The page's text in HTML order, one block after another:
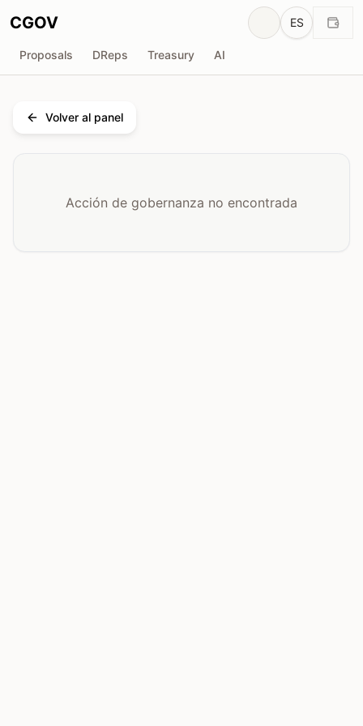
CGOV ES
Proposals DReps Treasury AI
Volver al panel
Acción de gobernanza no encontrada